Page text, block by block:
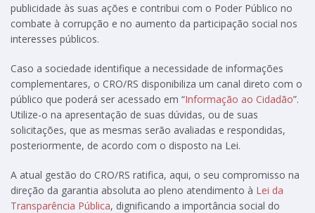
publicidade às suas ações e contribui com o Poder Público no
combate à corrupção e no aumento da participação social nos
interesses públicos.
Caso a sociedade identifique a necessidade de informações
complementares, o CRO/RS disponibiliza um canal direto com o
público que poderá ser acessado em “Informação ao Cidadão”.
Utilize-o na apresentação de suas dúvidas, ou de suas
solicitações, que as mesmas serão avaliadas e respondidas,
posteriormente, de acordo com o disposto na Lei.
A atual gestão do CRO/RS ratifica, aqui, o seu compromisso na
direção da garantia absoluta ao pleno atendimento à Lei da
Transparência Pública, dignificando a importância social do